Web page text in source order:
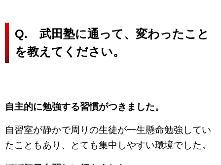
Q. 武田塾に通って、変わったこと
を教えてください。
自主的に勉強する習慣がつきました。
自習室が静かで周りの生徒が一生懸命勉強してい
たこともあり、とても集中しやすい環境でした。